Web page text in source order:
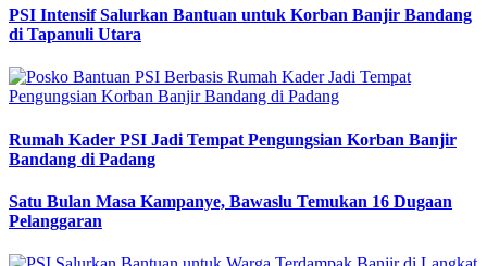
PSI Intensif Salurkan Bantuan untuk Korban Banjir Bandang
di Tapanuli Utara
Rumah Kader PSI Jadi Tempat Pengungsian Korban Banjir
Bandang di Padang
Satu Bulan Masa Kampanye, Bawaslu Temukan 16 Dugaan
Pelanggaran